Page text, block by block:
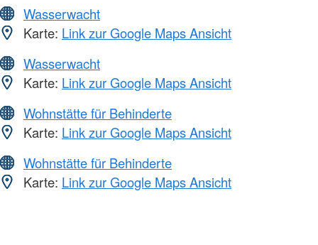
Wasserwacht
Karte: Link zur Google Maps Ansicht
Wasserwacht
Karte: Link zur Google Maps Ansicht
Wohnstätte für Behinderte
Karte: Link zur Google Maps Ansicht
Wohnstätte für Behinderte
Karte: Link zur Google Maps Ansicht